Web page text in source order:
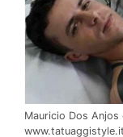
Mauricio Dos